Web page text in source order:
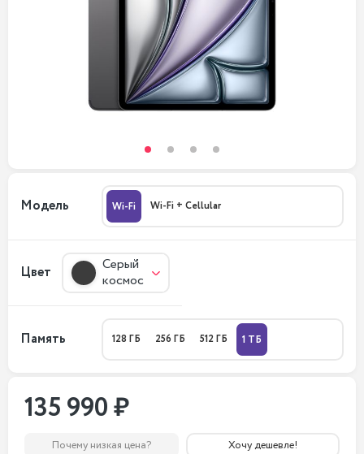
Модель Wi-Fi Wi-Fi + Cellular
Цвет
Серый
космос
Память 128 ГБ 256 ГБ 512 ГБ 1 ТБ
135 990 ₽
Почему низкая цена? Хочу дешевле!